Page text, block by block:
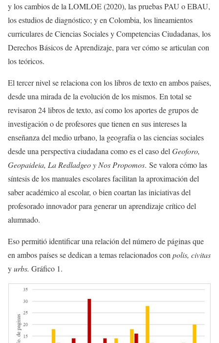
y los cambios de la LOMLOE (2020), las pruebas PAU o EBAU,
los estudios de diagnóstico; y en Colombia, los lineamientos
curriculares de Ciencias Sociales y Competencias Ciudadanas, los
Derechos Básicos de Aprendizaje, para ver cómo se articulan con
los teóricos.
El tercer nivel se relaciona con los libros de texto en ambos países,
desde una mirada de la evolución de los mismos. En total se
revisaron 24 libros de texto, así como los aportes de grupos de
investigación o de profesores que tienen en sus intereses la
enseñanza del medio urbano, la geografía o las ciencias sociales
desde una perspectiva ciudadana como es el caso del Geoforo,
Geopaideia, La Redladgeo y Nos Propomos. Se valora cómo las
síntesis de los manuales escolares facilitan la aproximación del
saber académico al escolar, o bien coartan las iniciativas del
profesorado innovador para generar un aprendizaje crítico del
alumnado.
Eso permitió identificar una relación del número de páginas que
en ambos países se dedican a temas relacionados con polis, civitas
yurbs. Gráfico 1.